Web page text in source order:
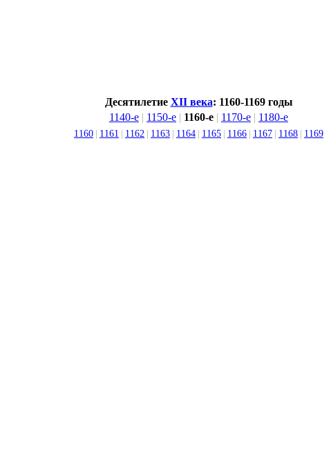
Десятилетие XII века: 1160-1169 годы
1140-е | 1150-е | 1160-е | 1170-е | 1180-е
1160 | 1161 | 1162 | 1163 | 1164 | 1165 | 1166 | 1167 | 1168 | 1169